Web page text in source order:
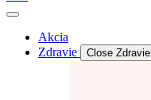
Akcia
Zdravie
Close Zdravie